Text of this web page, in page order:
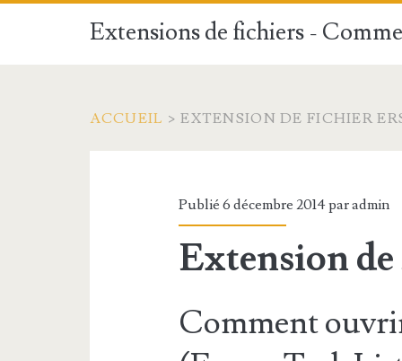
Extensions de fichiers -
ACCUEIL > EXTENSION DE FICHIER
Publié 6 décembre 2014 paradmin
Extension
Comment